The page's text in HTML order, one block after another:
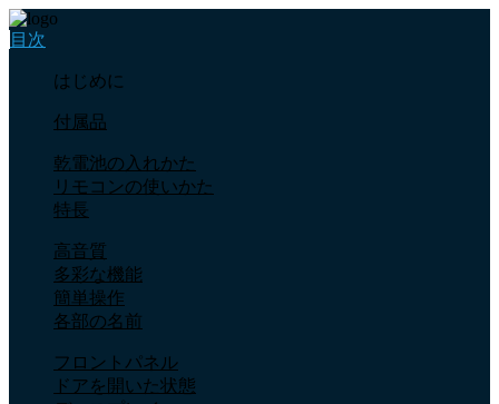
目次
はじめに
付属品
乾電池の入れかた
リモコンの使いかた
特長
高音質
多彩な機能
簡単操作
各部の名前
フロントパネル
ドアを開いた状態